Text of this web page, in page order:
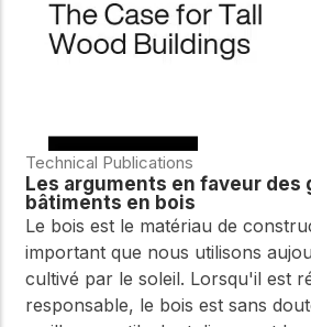
Technical Publications
Les arguments en faveur des
bâtiments en bois
Le bois est le matériau de
important que nous utilisons
cultivé par le soleil. Lorsqu'il est
responsable, le bois est sans